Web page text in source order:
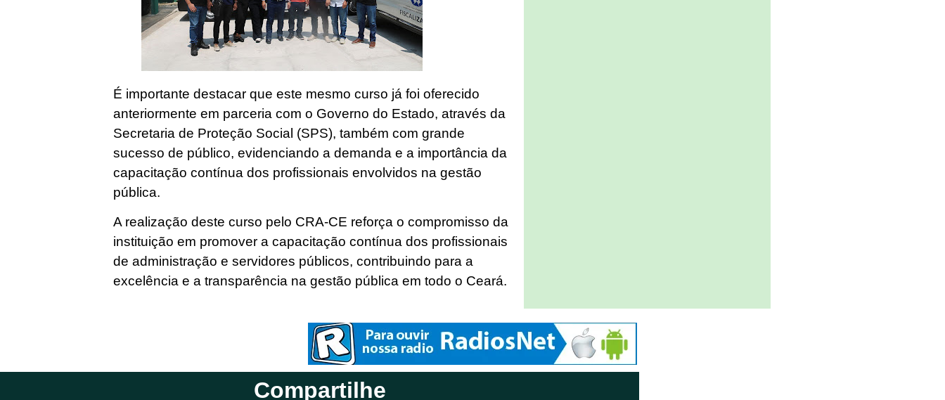
É importante destacar que este mesmo curso já foi oferecido
anteriormente em parceria com o Governo do Estado, através da
Secretaria de Proteção Social (SPS), também com grande
sucesso de público, evidenciando a demanda e a importância da
capacitação contínua dos profissionais envolvidos na gestão
pública.
A realização deste curso pelo CRA-CE reforça o compromisso da
instituição em promover a capacitação contínua dos profissionais
de administração e servidores públicos, contribuindo para a
excelência e a transparência na gestão pública em todo o Ceará.
Compartilhe